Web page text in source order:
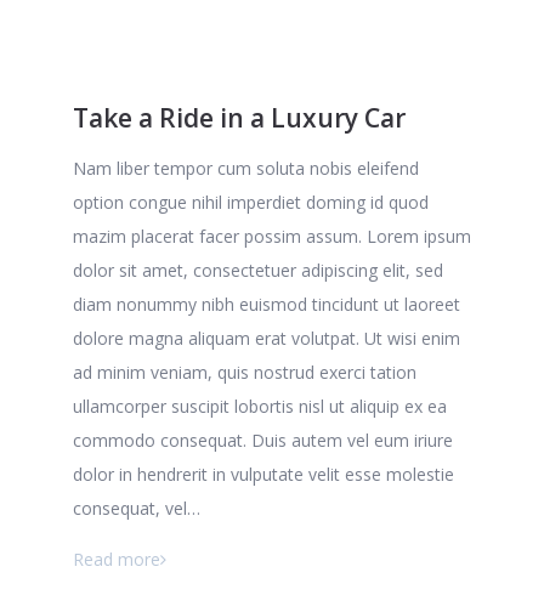
Take a Ride in a Luxury Car
Nam liber tempor cum soluta nobis eleifend
option congue nihil imperdiet doming id quod
mazim placerat facer possim assum. Lorem ipsum
dolor sit amet, consectetuer adipiscing elit, sed
diam nonummy nibh euismod tincidunt ut laoreet
dolore magna aliquam erat volutpat. Ut wisi enim
ad minim veniam, quis nostrud exerci tation
ullamcorper suscipit lobortis nisl ut aliquip ex ea
commodo consequat. Duis autem vel eum iriure
dolor in hendrerit in vulputate velit esse molestie
consequat, vel…
Read more